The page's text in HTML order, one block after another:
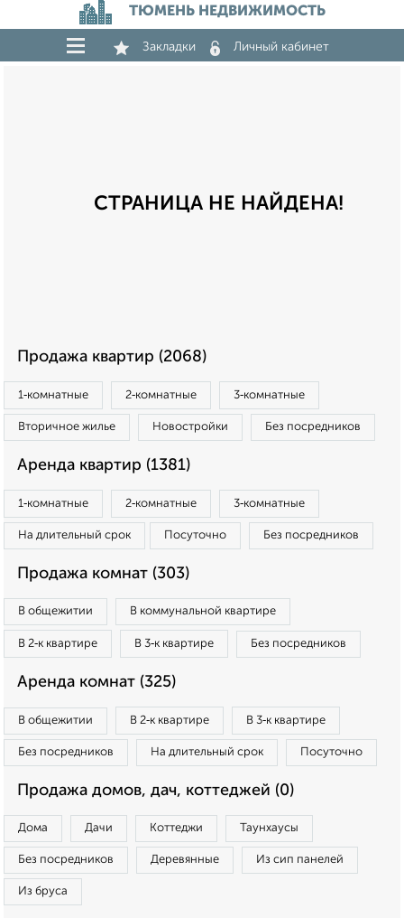
ТЮМЕНЬ НЕДВИЖИМОСТЬ
Закладки Личный кабинет
СТРАНИЦА НЕ НАЙДЕНА!
Продажа квартир (2068)
1‑комнатные 2‑комнатные 3‑комнатные
Вторичное жилье Новостройки Без посредников
Аренда квартир (1381)
1‑комнатные 2‑комнатные 3‑комнатные
На длительный срок Посуточно Без посредников
Продажа комнат (303)
В общежитии В коммунальной квартире
В 2‑к квартире В 3‑к квартире Без посредников
Аренда комнат (325)
В общежитии В 2‑к квартире В 3‑к квартире
Без посредников На длительный срок Посуточно
Продажа домов, дач, коттеджей (0)
Дома Дачи Коттеджи Таунхаусы
Без посредников Деревянные Из сип панелей
Из бруса